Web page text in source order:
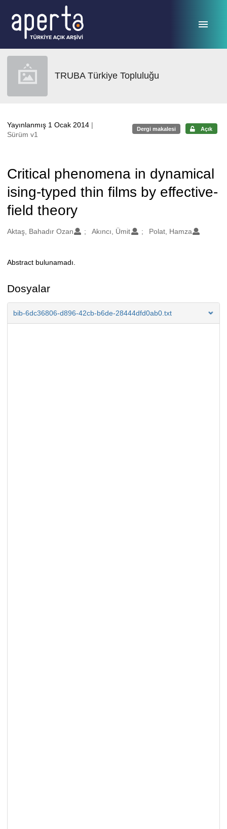
TRUBA Türkiye Topluluğu
Yayınlanmış 1 Ocak 2014 |
Sürüm v1
Dergi makalesi Açık
Critical phenomena in dynamical
ising-typed thin films by effective-
field theory
Oluşturanlar
Aktaş, Bahadır Ozan Akıncı, Ümit Polat, Hamza
Açıklama
Abstract bulunamadı.
Dosyalar
bib-6dc36806-d896-42cb-b6de-28444dfd0ab0.txt